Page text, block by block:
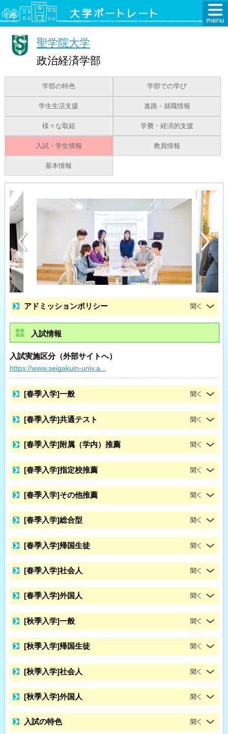
聖学院大学
政治経済学部
学部の特色 学部での学び
学生生活支援 進路・就職情報
様々な取組 学費・経済的支援
入試・学生情報 教員情報
基本情報
アドミッションポリシー
入試情報
入試実施区分（外部サイトへ）
https://www.seigakuin-univ.a...
[春季入学]一般
[春季入学]共通テスト
[春季入学]附属（学内）推薦
[春季入学]指定校推薦
[春季入学]その他推薦
[春季入学]総合型
[春季入学]帰国生徒
[春季入学]社会人
[春季入学]外国人
[秋季入学]一般
[秋季入学]帰国生徒
[秋季入学]社会人
[秋季入学]外国人
入試の特色